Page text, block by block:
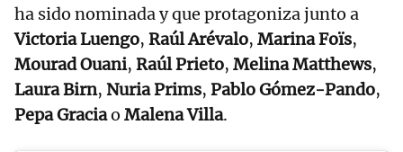
ha sido nominada y que protagoniza junto a
Victoria Luengo, Raúl Arévalo, Marina Foïs,
Mourad Ouani, Raúl Prieto, Melina Matthews,
Laura Birn, Nuria Prims, Pablo Gómez-Pando,
Pepa Graciao Malena Villa.